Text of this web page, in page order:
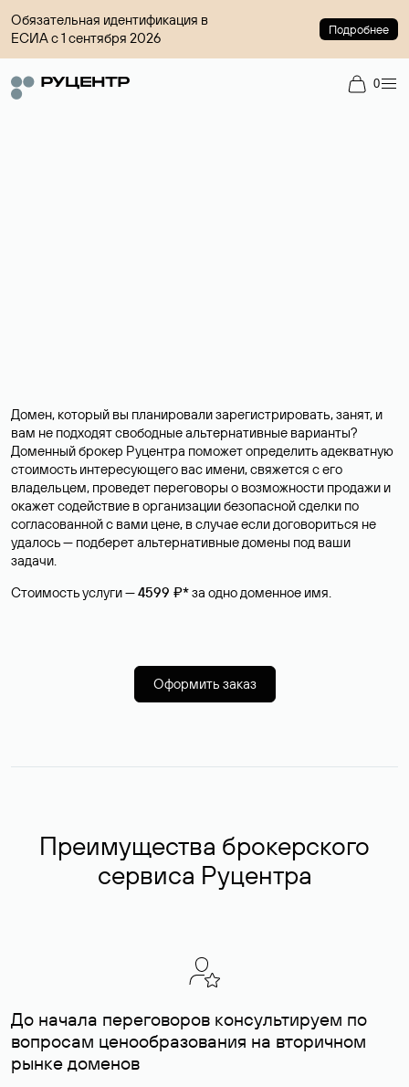
Обязательная идентификация в
ЕСИА с 1 сентября 2026
Подробнее
0
Домен, который вы планировали зарегистрировать, занят, и
вам не подходят свободные альтернативные варианты?
Доменный брокер Руцентра поможет определить адекватную
стоимость интересующего вас имени, свяжется с его
владельцем, проведет переговоры о возможности продажи и
окажет содействие в организации безопасной сделки по
согласованной с вами цене, в случае если договориться не
удалось — подберет альтернативные домены под ваши
задачи.
Стоимость услуги —4599 ₽*за одно доменное имя.
Оформить заказ
Преимущества брокерского
сервиса Руцентра
До начала переговоров консультируем по
вопросам ценообразования на вторичном
рынке доменов